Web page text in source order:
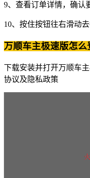
9、查看订单详情，确认
10、按住按钮往右滑动
万顺车主极速版怎么
下载安装并打开万顺车
协议及隐私政策